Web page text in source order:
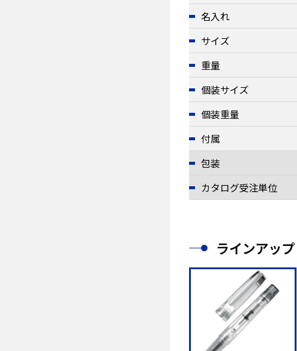
名入れ
サイズ
重量
個装サイズ
個装重量
付属
包装
カタログ受注単位
ラインアップ